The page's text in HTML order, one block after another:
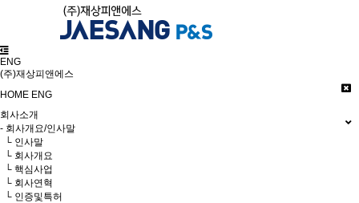
ENG
(주)재상피앤에스
HOME ENG
회사소개
- 회사개요/인사말
└ 인사말
└ 회사개요
└ 핵심사업
└ 회사연혁
└ 인증및특허